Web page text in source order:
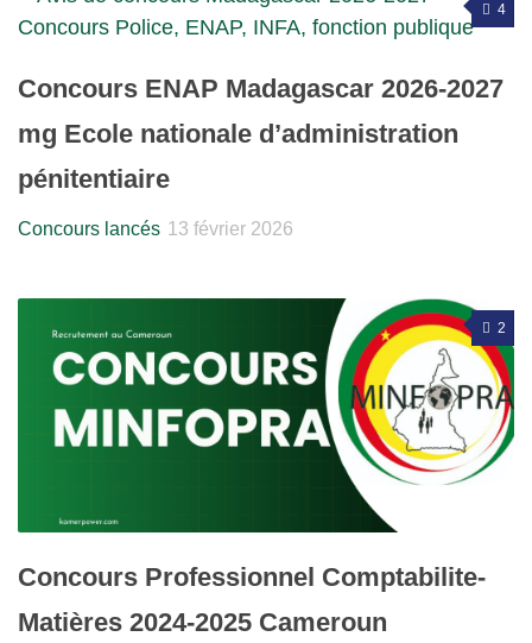
4
Concours ENAP Madagascar 2026-2027
mg Ecole nationale d’administration
pénitentiaire
Concours lancés 13 février 2026
2
Concours Professionnel Comptabilite-
Matières 2024-2025 Cameroun